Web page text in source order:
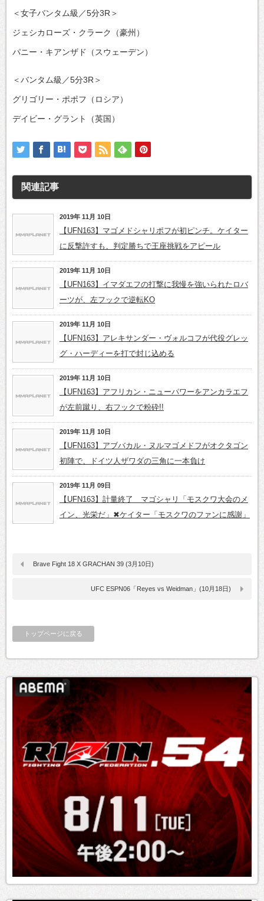
＜女子バンタム級／5分3R＞
ジェシカローズ・クラーク（豪州）
パニー・キアンザド（スウェーデン）
＜バンタム級／5分3R＞
グリゴリー・ポポフ（ロシア）
デイビー・グラント（英国）
関連記事
2019年 11月 10日
【UFN163】マゴメドシャリポフが初ピンチ。ケイター
に反撃許すも、判定勝ちで王座挑戦をアピール
2019年 11月 10日
【UFN163】イマダエフの打撃に我慢を強いられたロバ
ーツが、左フックで逆転KO
2019年 11月 10日
【UFN163】アレキサンダー・ヴォルコフが代役グレッ
グ・ハーディーを打で封じ込める
2019年 11月 10日
【UFN163】アフリカン・ニューパワーをアンカラエフ
が左前蹴り、右フックで粉砕!!
2019年 11月 10日
【UFN163】アブバカル・ヌルマゴメドフがオクタゴン
初陣で、ドイツ人ザワダの三角に一本負け
2019年 11月 09日
【UFN163】計量終了 マゴシャリ「モスクワ大会のメ
イン、光栄だ」✖ケイター「モスクワのファンに感謝」
Brave Fight 18 X GRACHAN 39 (3月10日)
UFC ESPN06「Reyes vs Weidman」(10月18日)
トップページに戻る